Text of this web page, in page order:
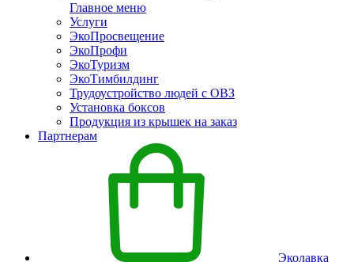
Главное меню
Услуги
ЭкоПросвещение
ЭкоПрофи
ЭкоТуризм
ЭкоТимбилдинг
Трудоустройство людей с ОВЗ
Установка боксов
Продукция из крышек на заказ
Партнерам
Эколавка